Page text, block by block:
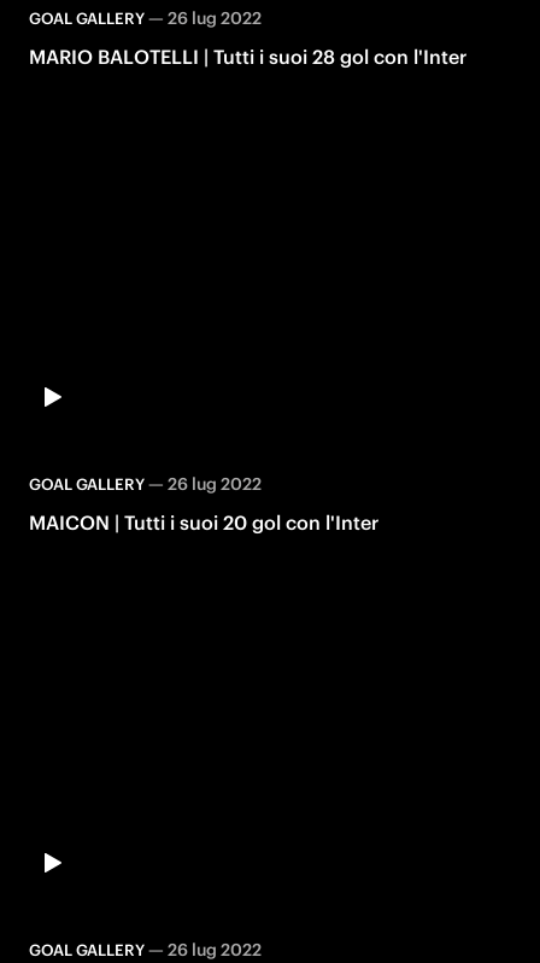
GOAL GALLERY— 26 lug 2022
MARIO BALOTELLI | Tutti i suoi 28 gol con l'Inter
GOAL GALLERY— 26 lug 2022
MAICON | Tutti i suoi 20 gol con l'Inter
GOAL GALLERY— 26 lug 2022